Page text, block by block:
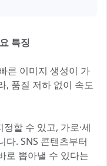
특징
른 이미지 생성이 가
, 품질 저하 없이 속도
할 수 있고, 가로·세
다. SNS 콘텐츠부터
로 뽑아낼 수 있다는